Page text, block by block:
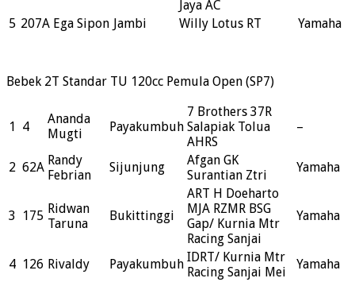
Jaya AC
5 207A Ega Sipon Jambi Willy Lotus RT Yamaha
Bebek 2T Standar TU 120cc Pemula Open (SP7)
1 4
Ananda
Mugti
Payakumbuh
7 Brothers 37R
Salapiak Tolua
AHRS
–
2 62A Randy
Febrian
Sijunjung
Afgan GK
Surantian Ztri
Yamaha
3 175 Ridwan
Taruna
Bukittinggi
ART H Doeharto
MJA RZMR BSG
Gap/ Kurnia Mtr
Racing Sanjai
Yamaha
4 126 Rivaldy Payakumbuh IDRT/ Kurnia Mtr
Racing Sanjai Mei
Yamaha